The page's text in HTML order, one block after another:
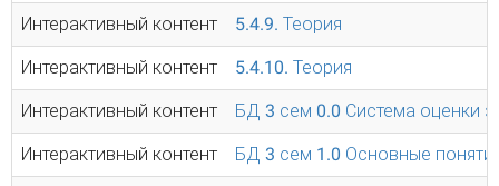
Интерактивный контент 5.4.9. Теория
Интерактивный контент 5.4.10. Теория
Интерактивный контент БД 3 сем 0.0 Система оценки
Интерактивный контент БД 3 сем 1.0 Основные